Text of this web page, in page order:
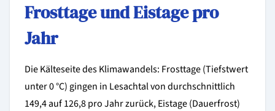
Frosttage und Eistage pro
Jahr
Die Kälteseite des Klimawandels: Frosttage (Tiefstwert
unter 0 °C) gingen in Lesachtal von durchschnittlich
149,4 auf 126,8 pro Jahr zurück, Eistage (Dauerfrost)